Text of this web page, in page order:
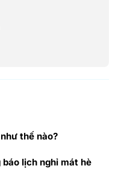
thế nào?
lịch nghỉ mát hè